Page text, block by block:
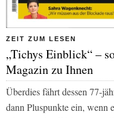
ZEIT ZUM LESEN
„Tichys Einblick“ –
Magazin zu Ihnen
Überdies fährt dessen 77-
dann Pluspunkte ein, wenn